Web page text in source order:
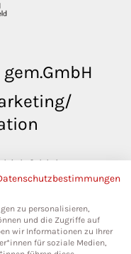
50
zu personalisieren,
und die Zugriffe auf
wir Informationen zu Ihrer
für soziale Medien,